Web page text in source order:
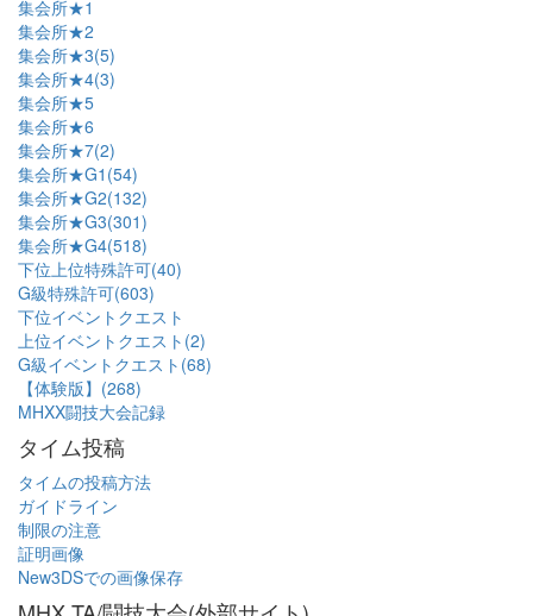
集会所★1
集会所★2
集会所★3(5)
集会所★4(3)
集会所★5
集会所★6
集会所★7(2)
集会所★G1(54)
集会所★G2(132)
集会所★G3(301)
集会所★G4(518)
下位上位特殊許可(40)
G級特殊許可(603)
下位イベントクエスト
上位イベントクエスト(2)
G級イベントクエスト(68)
【体験版】(268)
MHXX闘技大会記録
タイム投稿
タイムの投稿方法
ガイドライン
制限の注意
証明画像
New3DSでの画像保存